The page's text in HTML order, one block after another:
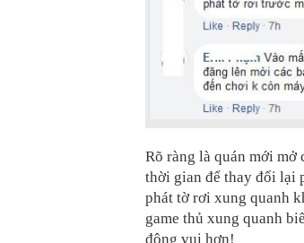
Rõ ràng là quán mới mở
thời gian để thay đổi lại
phát tờ rơi xung quanh
game thủ xung quanh
đông vui hơn!